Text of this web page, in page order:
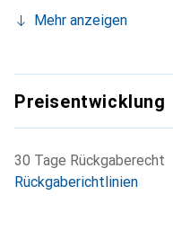
Mehr anzeigen
Preisentwicklung
30 Tage Rückgaberecht
Rückgaberichtlinien